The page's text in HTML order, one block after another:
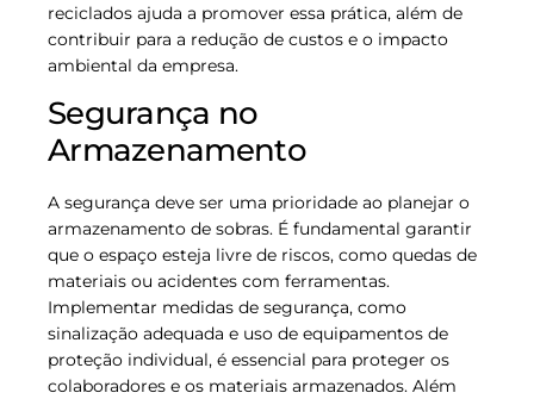
reciclados ajuda a promover essa prática, além de
contribuir para a redução de custos e o impacto
ambiental da empresa.
Segurança no
Armazenamento
A segurança deve ser uma prioridade ao planejar o
armazenamento de sobras. É fundamental garantir
que o espaço esteja livre de riscos, como quedas de
materiais ou acidentes com ferramentas.
Implementar medidas de segurança, como
sinalização adequada e uso de equipamentos de
proteção individual, é essencial para proteger os
colaboradores e os materiais armazenados. Além